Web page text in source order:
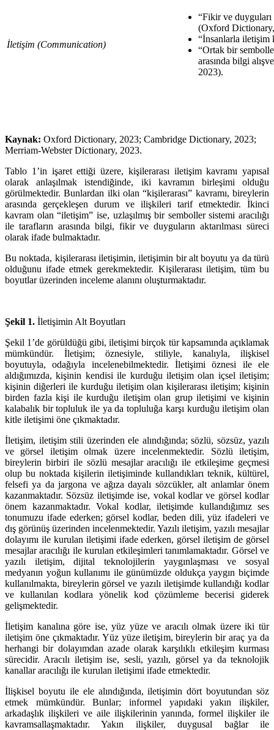
İletişim (Communication)
“Fikir ve
(Oxford
“İnsanlarla iletişim
“Ortak bir
arasında bilgi
2023).
Kaynak: Oxford Dictionary, 2023; Cambridge Dictionary, 2023;
Merriam-Webster Dictionary, 2023.
Tablo 1’in işaret ettiği üzere, kişilerarası iletişim kavramı yapısal
olarak anlaşılmak istendiğinde, iki kavramın birleşimi olduğu
görülmektedir. Bunlardan ilki olan “kişilerarası” kavramı, bireylerin
arasında gerçekleşen durum ve ilişkileri tarif etmektedir. İkinci
kavram olan “iletişim” ise, uzlaşılmış bir semboller sistemi aracılığı
ile tarafların arasında bilgi, fikir ve duyguların aktarılması süreci
olarak ifade bulmaktadır.
Bu noktada, kişilerarası iletişimin, iletişimin bir alt boyutu ya da türü
olduğunu ifade etmek gerekmektedir. Kişilerarası iletişim, tüm bu
boyutlar üzerinden inceleme alanını oluşturmaktadır.
Şekil 1. İletişimin Alt Boyutları
Şekil 1’de görüldüğü gibi, iletişimi birçok tür kapsamında açıklamak
mümkündür. İletişim; öznesiyle, stiliyle, kanalıyla, ilişkisel
boyutuyla, odağıyla incelenebilmektedir. İletişimi öznesi ile ele
aldığımızda, kişinin kendisi ile kurduğu iletişim olan içsel iletişim;
kişinin diğerleri ile kurduğu iletişim olan kişilerarası iletişim; kişinin
birden fazla kişi ile kurduğu iletişim olan grup iletişimi ve kişinin
kalabalık bir topluluk ile ya da topluluğa karşı kurduğu iletişim olan
kitle iletişimi öne çıkmaktadır.
İletişim, iletişim stili üzerinden ele alındığında; sözlü, sözsüz, yazılı
ve görsel iletişim olmak üzere incelenmektedir. Sözlü iletişim,
bireylerin birbiri ile sözlü mesajlar aracılığı ile etkileşime geçmesi
olup bu noktada kişilerin iletişiminde kullandıkları teknik, kültürel,
felsefi ya da jargona ve ağıza dayalı sözcükler, alt anlamlar önem
kazanmaktadır. Sözsüz iletişimde ise, vokal kodlar ve görsel kodlar
önem kazanmaktadır. Vokal kodlar, iletişimde kullandığımız ses
tonumuzu ifade ederken; görsel kodlar, beden dili, yüz ifadeleri ve
dış görünüş üzerinden incelenmektedir. Yazılı iletişim, yazılı mesajlar
dolayımı ile kurulan iletişimi ifade ederken, görsel iletişim de görsel
mesajlar aracılığı ile kurulan etkileşimleri tanımlamaktadır. Görsel ve
yazılı iletişim, dijital teknolojilerin yaygınlaşması ve sosyal
medyanın yoğun kullanımı ile günümüzde oldukça yaygın biçimde
kullanılmakta, bireylerin görsel ve yazılı iletişimde kullandığı kodlar
ve kullanılan kodlara yönelik kod çözümleme becerisi giderek
gelişmektedir.
İletişim kanalına göre ise, yüz yüze ve aracılı olmak üzere iki tür
iletişim öne çıkmaktadır. Yüz yüze iletişim, bireylerin bir araç ya da
herhangi bir dolayımdan azade olarak karşılıklı etkileşim kurması
sürecidir. Aracılı iletişim ise, sesli, yazılı, görsel ya da teknolojik
kanallar aracılığı ile kurulan iletişimi ifade etmektedir.
İlişkisel boyutu ile ele alındığında, iletişimin dört boyutundan söz
etmek mümkündür. Bunlar; informel yapıdaki yakın ilişkiler,
arkadaşlık ilişkileri ve aile ilişkilerinin yanında, formel ilişkiler ile
kavramsallaşmaktadır. Yakın ilişkiler, duygusal bağlar ile